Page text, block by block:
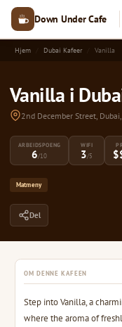
Down Under Cafe
Hjem Dubai Kafeer Vanilla
Vanilla i
2nd December Street,
ARBEIDSPOENG
6/10
WIFI
3/5
Matmeny
Del
OM DENNE KAFEEN
Step into Vanilla, a
where the aroma of